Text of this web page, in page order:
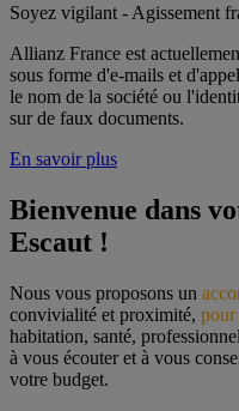
Soyez vigilant - Agissement
Allianz France est
sous forme d'e-mails et
le nom de la société ou
sur de faux documents.
En savoir plus
Bienvenue dans
Escaut !
Nous vous proposons un
convivialité et proximité, pour
habitation, santé,
à vous écouter et à vous
votre budget.